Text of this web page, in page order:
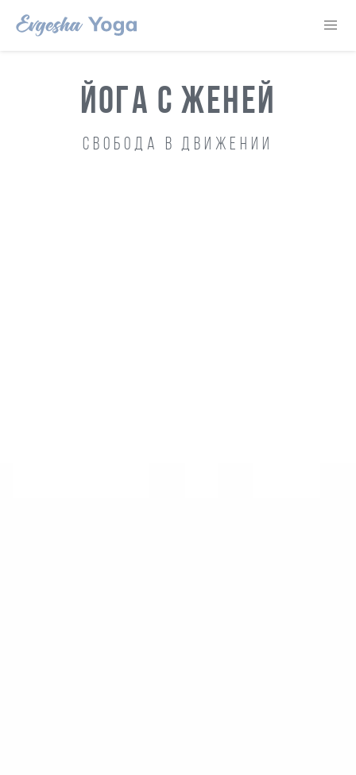
ЙОГА С ЖЕНЕЙ
Свобода в движении